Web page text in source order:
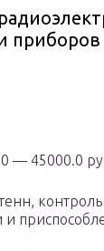
приборов
— 45000.0
и